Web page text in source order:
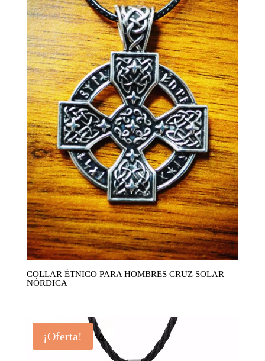
COLLAR ÉTNICO PARA HOMBRES CRUZ SOLAR
NÓRDICA
¡Oferta!